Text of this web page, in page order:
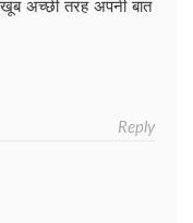
अच्छी तरह अपनी बात
Reply